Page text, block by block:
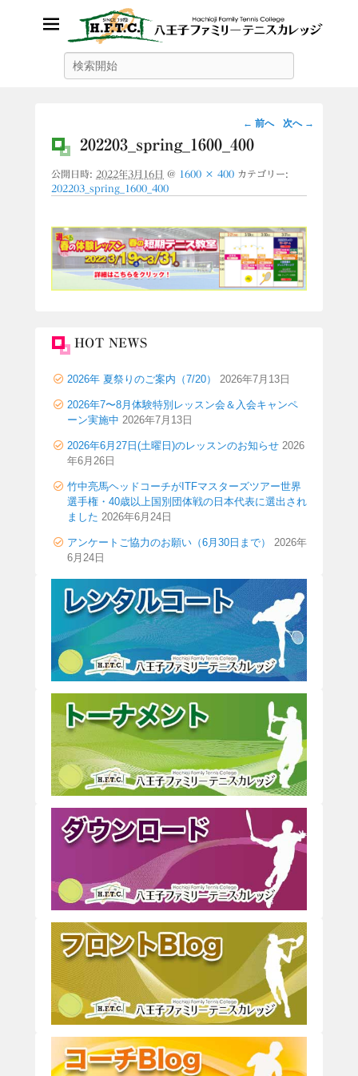
八王子ファミリーテニスカレッ
ジ
画
ビ
ゲ
シ
ョ
ン
← 前へ 次へ →
202203_spring_1600_400
公開日時: 2022年3月16日 @ 1600 × 400 カテゴリー:
202203_spring_1600_400
HOT NEWS
2026年 夏祭りのご案内（7/20） 2026年7月13日
2026年7〜8月体験特別レッスン会＆入会キャンペ
ーン実施中 2026年7月13日
2026年6月27日(土曜日)のレッスンのお知らせ 2026
年6月26日
竹中亮馬ヘッドコーチがITFマスターズツアー世界
選手権・40歳以上国別団体戦の日本代表に選出され
ました 2026年6月24日
アンケートご協力のお願い（6月30日まで）
2026年
6月24日